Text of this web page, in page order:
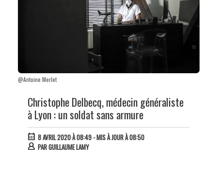
@Antoine Merlet
Christophe Delbecq, médecin généraliste
à Lyon : un soldat sans armure
8 AVRIL 2020 À 08:49- MIS À JOUR À 08:50
PARGUILLAUME LAMY